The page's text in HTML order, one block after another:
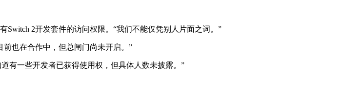
Switch 2开发套件的访问权限。“我们不能仅凭别人片面之词。”
前也在合作中，但总闸门尚未开启。”
有一些开发者已获得使用权，但具体人数未披露。”